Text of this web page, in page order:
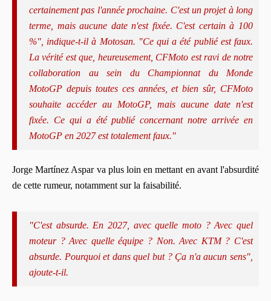
certainement pas l'année prochaine. C'est un projet à long
terme, mais aucune date n'est fixée. C'est certain à 100
%", indique-t-il à Motosan. "Ce qui a été publié est faux.
La vérité est que, heureusement, CFMoto est ravi de notre
collaboration au sein du Championnat du Monde
MotoGP depuis toutes ces années, et bien sûr, CFMoto
souhaite accéder au MotoGP, mais aucune date n'est
fixée. Ce qui a été publié concernant notre arrivée en
MotoGP en 2027 est totalement faux."
Jorge Martínez Aspar va plus loin en mettant en avant l'absurdité
de cette rumeur, notamment sur la faisabilité.
"C'est absurde. En 2027, avec quelle moto ? Avec quel
moteur ? Avec quelle équipe ? Non. Avec KTM ? C'est
absurde. Pourquoi et dans quel but ? Ça n'a aucun sens",
ajoute-t-il.